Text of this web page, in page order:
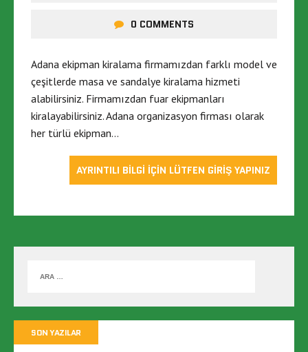
0 COMMENTS
Adana ekipman kiralama firmamızdan farklı model ve
çeşitlerde masa ve sandalye kiralama hizmeti
alabilirsiniz. Firmamızdan fuar ekipmanları
kiralayabilirsiniz. Adana organizasyon firması olarak
her türlü ekipman…
AYRINTILI BİLGİ İÇİN LÜTFEN GİRİŞ YAPINIZ
SON YAZILAR